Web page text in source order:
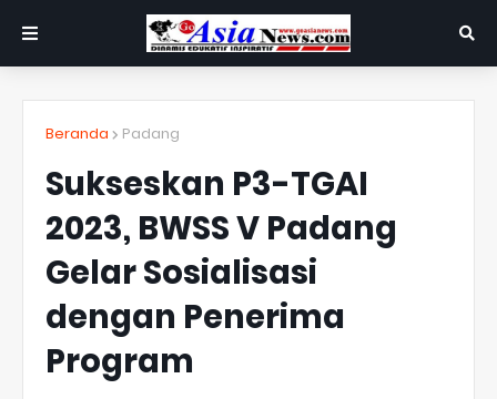
Beranda Padang
Sukseskan P3-TGAI
2023, BWSS V Padang
Gelar Sosialisasi
dengan Penerima
Program